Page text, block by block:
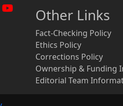
Other Links
Fact-Checking Policy
Ethics Policy
Corrections Policy
Ownership & Funding
Editorial Team